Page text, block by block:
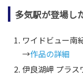
多気駅が登場し
ワイドビュー南
→作品の詳細
伊良湖岬 プラ